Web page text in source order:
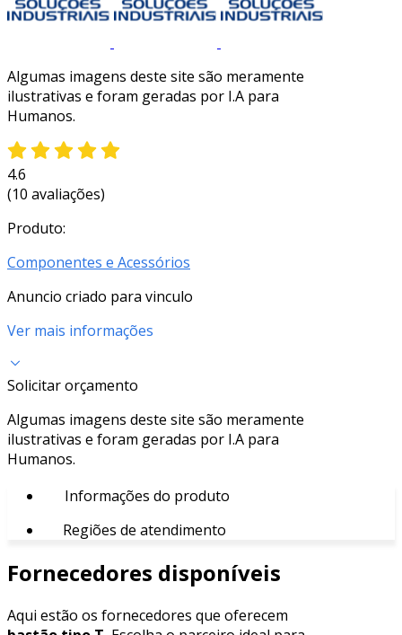
Algumas imagens deste site são meramente
ilustrativas e foram geradas por I.A para
Humanos.
4.6
(10 avaliações)
Produto:
Componentes e Acessórios
Anuncio criado para vinculo
Ver mais informações
Solicitar orçamento
Algumas imagens deste site são meramente
ilustrativas e foram geradas por I.A para
Humanos.
Informações do produto
Regiões de atendimento
Fornecedores disponíveis
Aqui estão os fornecedores que oferecem